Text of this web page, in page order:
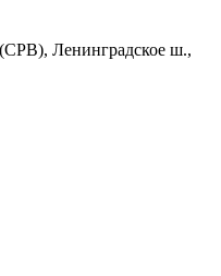
Ленинградское ш.,